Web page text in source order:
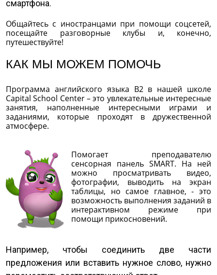
смартфона.
Общайтесь с иностранцами при помощи соцсетей,
посещайте разговорные клубы и, конечно,
путешествуйте!
КАК МЫ МОЖЕМ ПОМОЧЬ
Программа английского языка В2 в нашей школе
Capital School Center – это увлекательные интересные
занятия, наполненные интересными играми и
заданиями, которые проходят в дружественной
атмосфере.
Помогает преподавателю
сенсорная панель SMART. На ней
можно просматривать видео,
фотографии, выводить на экран
таблицы, но самое главное, - это
возможность выполнения заданий в
интерактивном режиме при
помощи прикосновений.
Например, чтобы соединить две части
предложения или вставить нужное слово, нужно